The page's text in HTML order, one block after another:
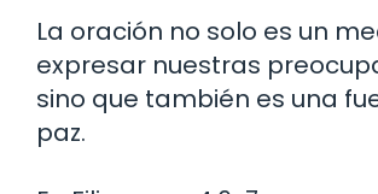
La oración no solo es un
expresar nuestras
sino que también es una
paz.